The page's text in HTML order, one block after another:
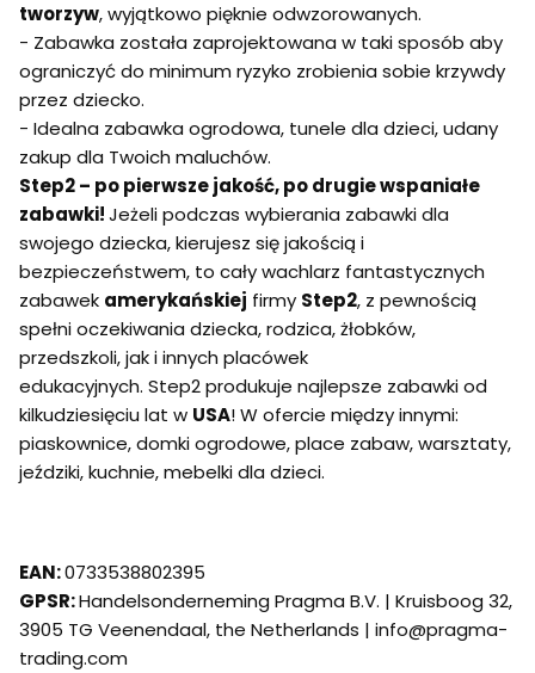
tworzyw, wyjątkowo pięknie odwzorowanych.
- Zabawka została zaprojektowana w taki sposób aby
ograniczyć do minimum ryzyko zrobienia sobie krzywdy
przez dziecko.
- Idealna zabawka ogrodowa, tunele dla dzieci, udany
zakup dla Twoich maluchów.
Step2– po pierwsze jakość, po drugie wspaniałe
zabawki!Jeżeli podczas wybierania zabawki dla
swojego dziecka, kierujesz się jakością i
bezpieczeństwem, to cały wachlarz fantastycznych
zabawek amerykańskiej firmy Step2, z pewnością
spełni oczekiwania dziecka, rodzica, żłobków,
przedszkoli, jak i innych placówek
edukacyjnych. Step2 produkuje najlepsze zabawki od
kilkudziesięciu lat w USA! W ofercie między innymi:
piaskownice, domki ogrodowe, place zabaw, warsztaty,
jeździki, kuchnie, mebelki dla dzieci.
EAN:0733538802395
GPSR:Handelsonderneming Pragma B.V. | Kruisboog 32,
3905 TG Veenendaal, the Netherlands | info@pragma-
trading.com